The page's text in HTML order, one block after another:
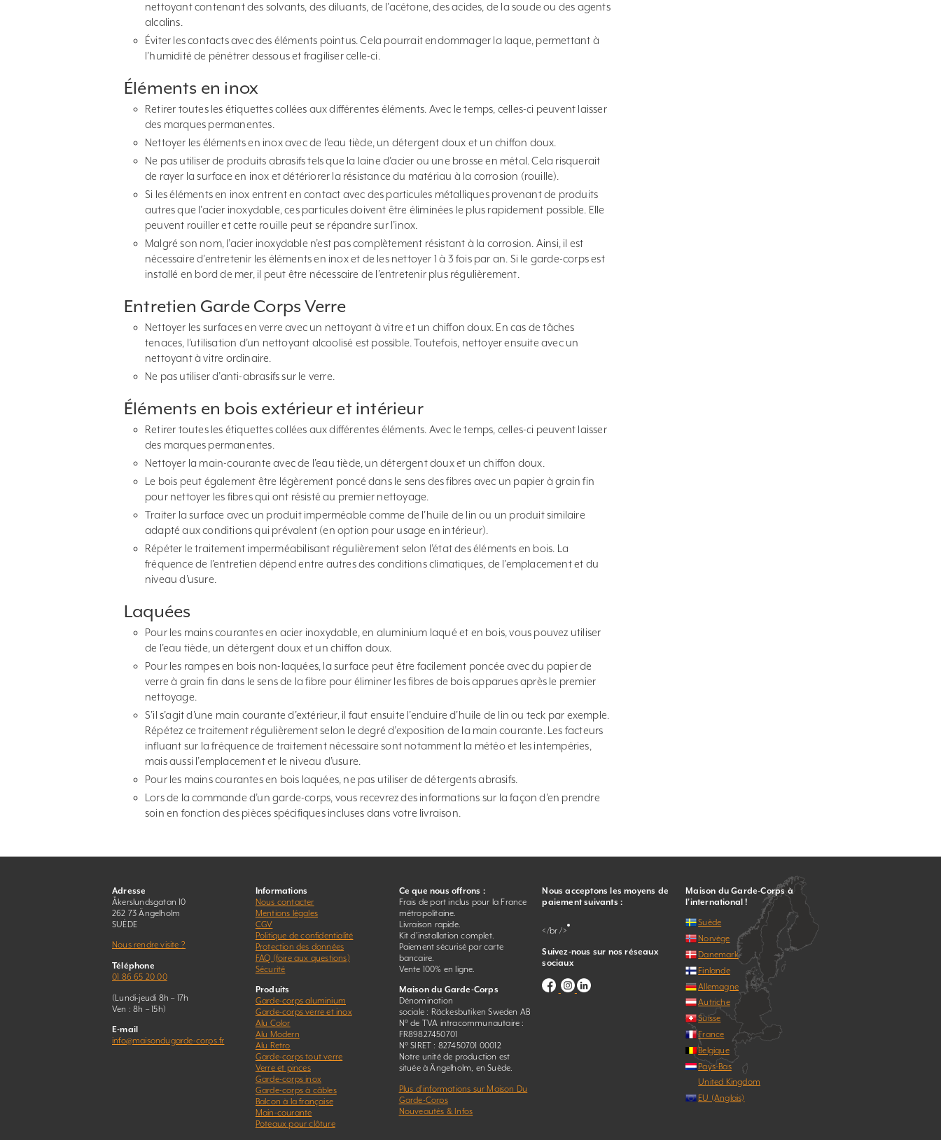
nettoyant contenant des solvants, des diluants, de l’acétone, des acides, de la soude ou des agents
alcalins.
Éviter les contacts avec des éléments pointus. Cela pourrait endommager la laque, permettant à
l’humidité de pénétrer dessous et fragiliser celle-ci.
Éléments en inox
Retirer toutes les étiquettes collées aux différentes éléments. Avec le temps, celles-ci peuvent laisser
des marques permanentes.
Nettoyer les éléments en inox avec de l’eau tiède, un détergent doux et un chiffon doux.
Ne pas utiliser de produits abrasifs tels que la laine d’acier ou une brosse en métal. Cela risquerait
de rayer la surface en inox et détériorer la résistance du matériau à la corrosion (rouille).
Si les éléments en inox entrent en contact avec des particules métalliques provenant de produits
autres que l’acier inoxydable, ces particules doivent être éliminées le plus rapidement possible. Elle
peuvent rouiller et cette rouille peut se répandre sur l’inox.
Malgré son nom, l’acier inoxydable n’est pas complètement résistant à la corrosion. Ainsi, il est
nécessaire d’entretenir les éléments en inox et de les nettoyer 1 à 3 fois par an. Si le garde-corps est
installé en bord de mer, il peut être nécessaire de l’entretenir plus régulièrement.
Entretien Garde Corps Verre
Nettoyer les surfaces en verre avec un nettoyant à vitre et un chiffon doux. En cas de tâches
tenaces, l’utilisation d’un nettoyant alcoolisé est possible. Toutefois, nettoyer ensuite avec un
nettoyant à vitre ordinaire.
Ne pas utiliser d’anti-abrasifs sur le verre.
Éléments en bois extérieur et intérieur
Retirer toutes les étiquettes collées aux différentes éléments. Avec le temps, celles-ci peuvent laisser
des marques permanentes.
Nettoyer la main-courante avec de l’eau tiède, un détergent doux et un chiffon doux.
Le bois peut également être légèrement poncé dans le sens des fibres avec un papier à grain fin
pour nettoyer les fibres qui ont résisté au premier nettoyage.
Traiter la surface avec un produit imperméable comme de l’huile de lin ou un produit similaire
adapté aux conditions qui prévalent (en option pour usage en intérieur).
Répéter le traitement imperméabilisant régulièrement selon l’état des éléments en bois. La
fréquence de l’entretien dépend entre autres des conditions climatiques, de l’emplacement et du
niveau d’usure.
Laquées
Pour les mains courantes en acier inoxydable, en aluminium laqué et en bois, vous pouvez utiliser
de l’eau tiède, un détergent doux et un chiffon doux.
Pour les rampes en bois non-laquées, la surface peut être facilement poncée avec du papier de
verre à grain fin dans le sens de la fibre pour éliminer les fibres de bois apparues après le premier
nettoyage.
S’il s’agit d’une main courante d’extérieur, il faut ensuite l’enduire d’huile de lin ou teck par exemple.
Répétez ce traitement régulièrement selon le degré d’exposition de la main courante. Les facteurs
influant sur la fréquence de traitement nécessaire sont notamment la météo et les intempéries,
mais aussi l’emplacement et le niveau d’usure.
Pour les mains courantes en bois laquées, ne pas utiliser de détergents abrasifs.
Lors de la commande d’un garde-corps, vous recevrez des informations sur la façon d’en prendre
soin en fonction des pièces spécifiques incluses dans votre livraison.
Adresse
Åkerslundsgatan 10
262 73 Ängelholm
SUÈDE
Nous rendre visite ?
Téléphone
01 86 65 20 00
(Lundi-jeudi 8h – 17h
Ven : 8h – 15h)
E-mail
info@maisondugarde-corps.fr
Informations
Nous contacter
Mentions légales
CGV
Politique de confidentialité
Protection des données
FAQ (foire aux questions)
Sécurité
Produits
Garde-corps aluminium
Garde-corps verre et inox
Alu Color
Alu Modern
Alu Retro
Garde-corps tout verre
Verre et pinces
Garde-corps inox
Garde-corps à câbles
Balcon à la française
Main-courante
Poteaux pour clôture
Ce que nous offrons :
Frais de port inclus pour la France
métropolitaine.
Livraison rapide.
Kit d’installation complet.
Paiement sécurisé par carte
bancaire.
Vente 100% en ligne.
Maison du Garde-Corps
Dénomination
sociale : Räckesbutiken Sweden AB
N° de TVA intracommunautaire :
FR89827450701
N° SIRET : 827450701 00012
Notre unité de production est
située à Ängelholm, en Suède.
Plus d’informations sur Maison Du
Garde-Corps
Nouveautés & Infos
Nous acceptons les moyens de
paiement suivants :
</br />
Suivez-nous sur nos réseaux
sociaux
Maison du Garde-Corps à
l’international !
Suède
Norvège
Danemark
Finlande
Allemagne
Autriche
Suisse
France
Belgique
Pays-Bas
United Kingdom
EU (Anglais)